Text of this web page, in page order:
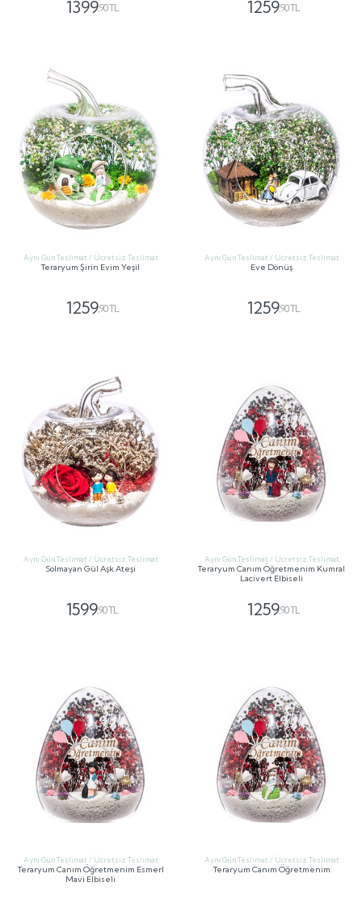
1399,90 TL 1259,90 TL
Aynı Gün Teslimat / Ücretsiz Teslimat
Teraryum Şirin Evim Yeşil
1259,90 TL
Aynı Gün Teslimat / Ücretsiz Teslimat
Eve Dönüş
1259,90 TL
Aynı Gün Teslimat / Ücretsiz Teslimat
Solmayan Gül Aşk Ateşi
1599,90 TL
Aynı Gün Teslimat / Ücretsiz Teslimat
Teraryum Canım Öğretmenim Kumral
Lacivert Elbiseli
1259,90 TL
Aynı Gün Teslimat / Ücretsiz Teslimat
Teraryum Canım Öğretmenim Esmerl
Mavi Elbiseli
Aynı Gün Teslimat / Ücretsiz Teslimat
Teraryum Canım Öğretmenim